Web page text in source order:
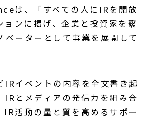
は、「すべての人にIRを開放
ョンに掲げ、企業と投資家を繋
ベーターとして事業を展開して
IRイベントの内容を全文書き起
IRとメディアの発信力を組み合
IR活動の量と質を高めるサポー